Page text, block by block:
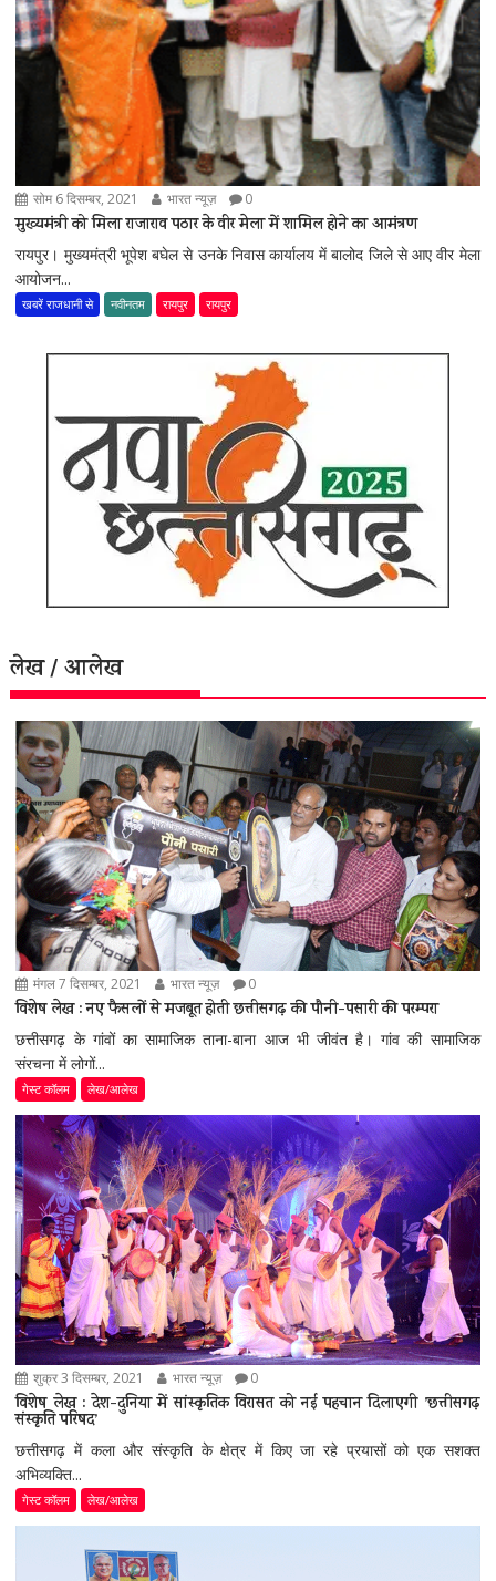
सोम 6 दिसम्बर, 2021 भारत न्यूज़ 0
मुख्यमंत्री को मिला राजाराव पठार के वीर मेला में शामिल होने का आमंत्रण
रायपुर। मुख्यमंत्री भूपेश बघेल से उनके निवास कार्यालय में बालोद जिले से आए वीर मेला
आयोजन...
खबरें राजधानी से नवीनतम रायपुर रायपुर
लेख / आलेख
मंगल 7 दिसम्बर, 2021 भारत न्यूज़ 0
विशेष लेख : नए फैसलों से मजबूत होती छत्तीसगढ़ की पौनी-पसारी की परम्परा
छत्तीसगढ़ के गांवों का सामाजिक ताना-बाना आज भी जीवंत है। गांव की सामाजिक
संरचना में लोगों...
गेस्ट कॉलम लेख/आलेख
शुक्र 3 दिसम्बर, 2021 भारत न्यूज़ 0
विशेष लेख : देश-दुनिया में सांस्कृतिक विरासत को नई पहचान दिलाएगी ’छत्तीसगढ़
संस्कृति परिषद’
छत्तीसगढ़ में कला और संस्कृति के क्षेत्र में किए जा रहे प्रयासों को एक सशक्त
अभिव्यक्ति...
गेस्ट कॉलम लेख/आलेख